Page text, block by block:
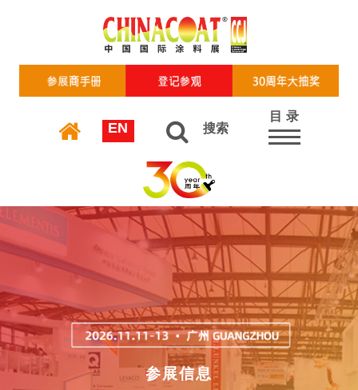
EN 搜索
目 录
参展信息